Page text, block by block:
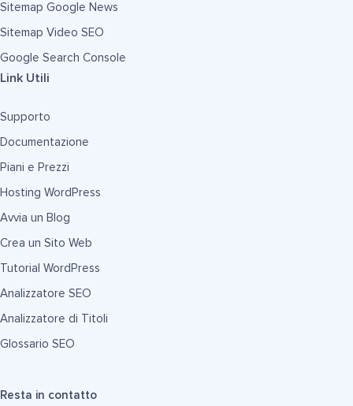
Sitemap Google News
Sitemap Video SEO
Google Search Console
Link Utili
Supporto
Documentazione
Piani e Prezzi
Hosting WordPress
Avvia un Blog
Crea un Sito Web
Tutorial WordPress
Analizzatore SEO
Analizzatore di Titoli
Glossario SEO
Resta in contatto